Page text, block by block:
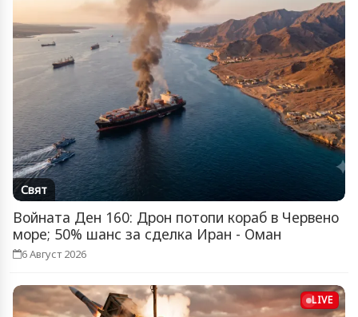
Свят
Войната Ден 160: Дрон потопи кораб в Червено
море; 50% шанс за сделка Иран - Оман
6 Август 2026
LIVE